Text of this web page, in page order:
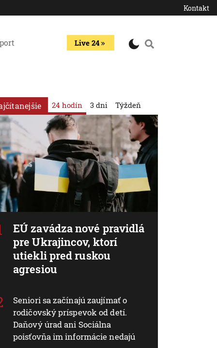
Kontakt
Live 24
24 hodín
EÚ zavádza nové pravidlá
pre Ukrajincov, ktorí
utiekli pred ruskou
agresiou
Seniori sa začínajú zaujímať o
rodičovský príspevok od detí.
Daňový úrad ani Sociálna
poisťovňa im informácie nedajú
3 dni Týždeň